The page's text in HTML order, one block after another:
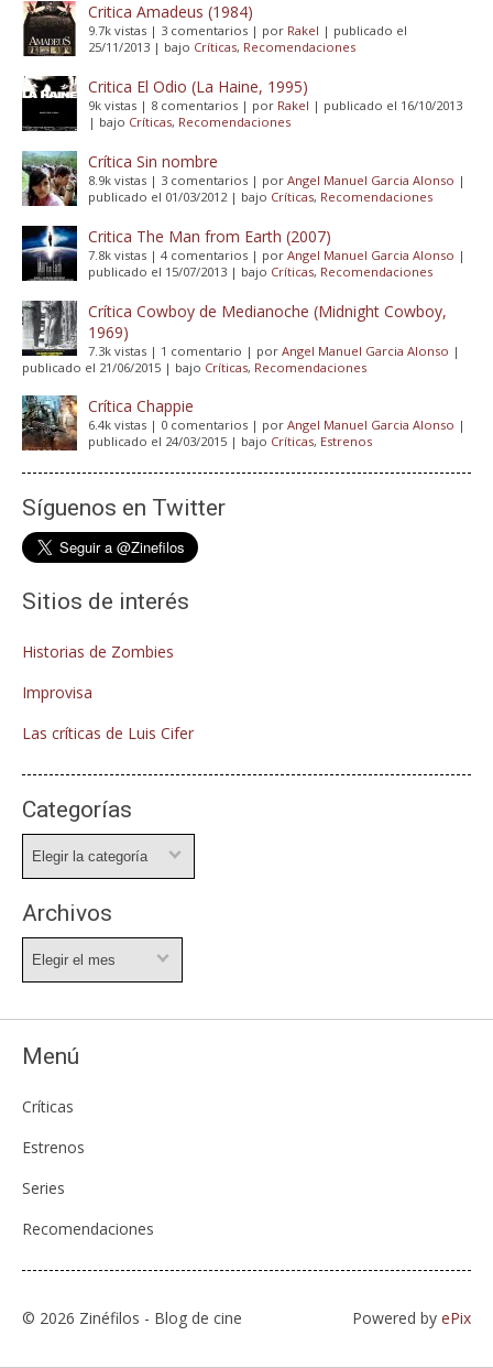
Critica Amadeus (1984)
9.7k vistas | 3 comentarios | por Rakel | publicado el
25/11/2013 | bajo Críticas, Recomendaciones
Critica El Odio (La Haine, 1995)
9k vistas | 8 comentarios | por Rakel | publicado el 16/10/2013
| bajo Críticas, Recomendaciones
Crítica Sin nombre
8.9k vistas | 3 comentarios | por Angel Manuel Garcia Alonso |
publicado el 01/03/2012| bajo Críticas, Recomendaciones
Critica The Man from Earth (2007)
7.8k vistas | 4 comentarios | por Angel Manuel Garcia Alonso |
publicado el 15/07/2013 | bajo Críticas, Recomendaciones
Crítica Cowboy de Medianoche (Midnight Cowboy,
1969)
7.3k vistas | 1 comentario | por Angel Manuel Garcia Alonso |
publicado el 21/06/2015 | bajo Críticas, Recomendaciones
Crítica Chappie
6.4k vistas | 0 comentarios | por Angel Manuel Garcia Alonso |
publicado el 24/03/2015 | bajo Críticas, Estrenos
Síguenos en Twitter
Sitios de interés
Historias de Zombies
Improvisa
Las críticas de Luis Cifer
Categorías
Archivos
Menú
Críticas
Estrenos
Series
Recomendaciones
© 2026 Zinéfilos - Blog de cine Powered by ePix